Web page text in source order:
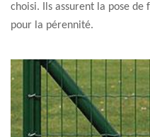
choisi. Ils assurent la pose
pour la pérennité.